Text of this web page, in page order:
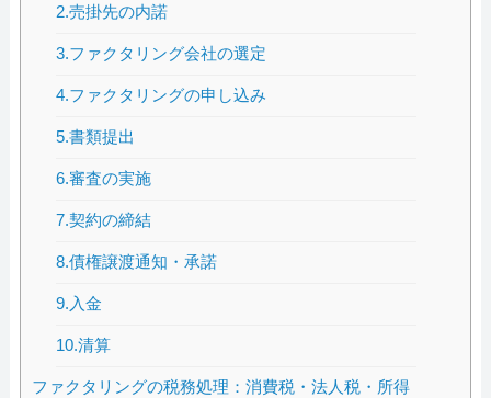
2.売掛先の内諾
3.ファクタリング会社の選定
4.ファクタリングの申し込み
5.書類提出
6.審査の実施
7.契約の締結
8.債権譲渡通知・承諾
9.入金
10.清算
ファクタリングの税務処理：消費税・法人税・所得